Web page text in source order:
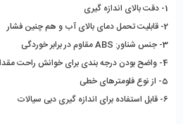
1- دقت بالای اندازه گیری
2- قابلیت تحمل دمای بالای آب و هم چنین فشار
3- جنس شناور: ABS مقاوم در برابر خوردگی
4- واضح بودن درجه بندی برای خوانش راحت مقدار اندازه گیری شده
5- از نوع فلومترهای خطی
6- قابل استفاده برای اندازه گیری دبی سیالات